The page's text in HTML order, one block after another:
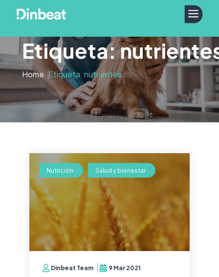
a
Etiqueta:
Home Etiqueta: nutrientes
Dinbeat Team 9 Mar 2021
Nutrición Salud y bienestar